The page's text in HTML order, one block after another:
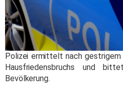
Polizei ermittelt nach
Hausfriedensbruchs und
Bevölkerung.